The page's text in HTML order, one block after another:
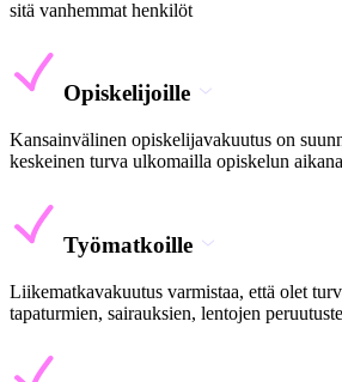
sitä vanhemmat henkilöt
Opiskelijoille
Kansainvälinen opiskelijavakuutus on
keskeinen turva ulkomailla opiskelun aikana
Työmatkoille
Liikematkavakuutus varmistaa, että olet
tapaturmien, sairauksien, lentojen